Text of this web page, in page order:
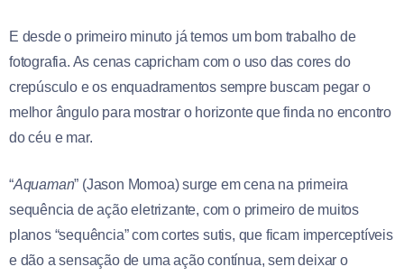
E desde o primeiro minuto já temos um bom trabalho de
fotografia. As cenas capricham com o uso das cores do
crepúsculo e os enquadramentos sempre buscam pegar o
melhor ângulo para mostrar o horizonte que finda no encontro
do céu e mar.
“Aquaman” (Jason Momoa) surge em cena na primeira
sequência de ação eletrizante, com o primeiro de muitos
planos “sequência” com cortes sutis, que ficam imperceptíveis
e dão a sensação de uma ação contínua, sem deixar o